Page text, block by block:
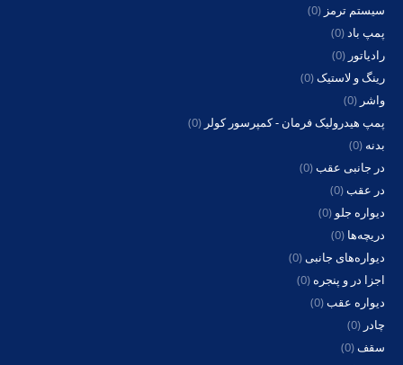
سیستم ترمز (0)
پمپ باد(0)
رادیاتور (0)
رینگ و لاستیک(0)
واشر (0)
پمپ هیدرولیک فرمان - کمپرسور کولر (0)
بدنه (0)
در جانبی عقب(0)
در عقب(0)
دیواره جلو (0)
دریچه‌ها (0)
دیواره‌های جانبی(0)
اجزا در و پنجره (0)
دیواره عقب(0)
چادر (0)
سقف(0)